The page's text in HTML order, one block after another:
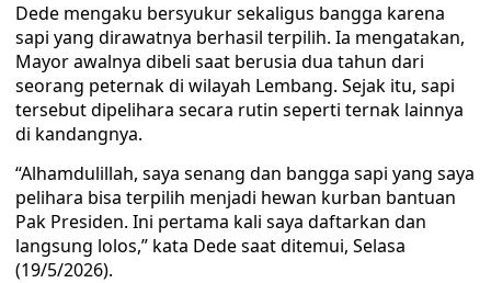
Dede mengaku bersyukur sekaligus bangga karena
sapi yang dirawatnya berhasil terpilih. Ia mengatakan,
Mayor awalnya dibeli saat berusia dua tahun dari
seorang peternak di wilayah Lembang. Sejak itu, sapi
tersebut dipelihara secara rutin seperti ternak lainnya
di kandangnya.
“Alhamdulillah, saya senang dan bangga sapi yang saya
pelihara bisa terpilih menjadi hewan kurban bantuan
Pak Presiden. Ini pertama kali saya daftarkan dan
langsung lolos,” kata Dede saat ditemui, Selasa
(19/5/2026).